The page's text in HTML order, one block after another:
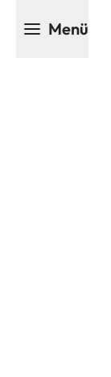
Menü